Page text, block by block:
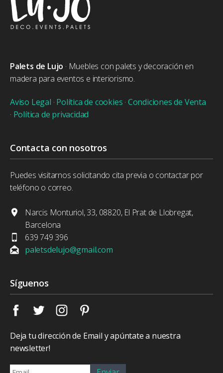
Palets de Lujo · Muebles con palets y decoración en
madera para eventos e interiorismo.
Aviso Legal · Política de cookies · Condiciones de Venta
· Política de privacidad
Contacta con nosotros
Puedes visitarnos solicitando cita previa o contactar por
teléfono o correo.
Narcis Monturiol, 33, 08820, El Prat de Llobregat,
Barcelona
639 749 396
paletsdelujo@gmail.com
Síguenos
Deja tu dirección de Email y apúntate a nuestra
newsletter!